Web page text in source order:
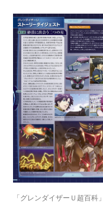
「グレンダイザーＵ超百科